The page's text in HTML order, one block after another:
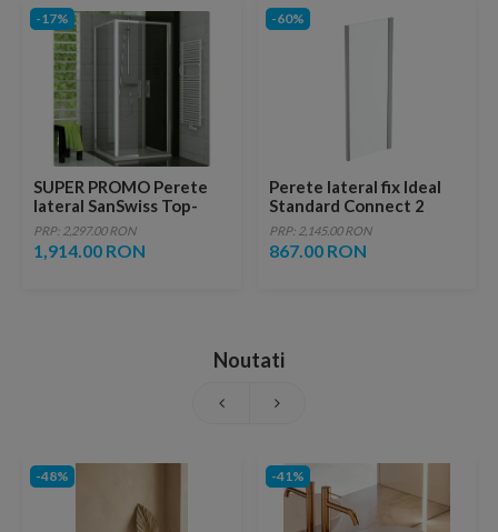
-17%
SUPER PROMO Perete
lateral SanSwiss Top-
Line 80x190 cm sticla
orizontal sablata
PRP: 2,297.00 RON
1,914.00 RON
-60%
Perete lateral fix Ideal
Standard Connect 2
sticla 6 cm crom lucios 80
cm
PRP: 2,145.00 RON
867.00 RON
Noutati
-48% -41%